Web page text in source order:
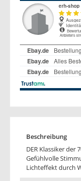
Beschreibung
DER Klassiker der
Gefühlvolle
Lichteffekt durch